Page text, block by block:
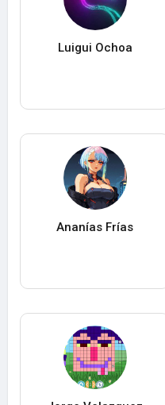
Luigui Ochoa
Ananías Frías